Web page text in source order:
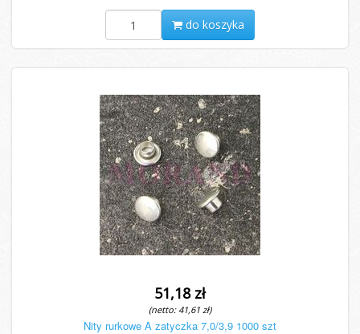
do koszyka
51,18 zł
(netto: 41,61 zł)
Nity rurkowe A zatyczka 7,0/3,9 1000 szt